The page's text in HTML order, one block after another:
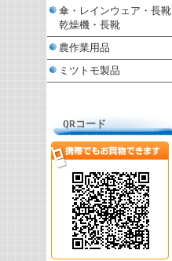
傘・レインウェア・長靴
乾燥機・長靴
農作業用品
ミツトモ製品
QRコード